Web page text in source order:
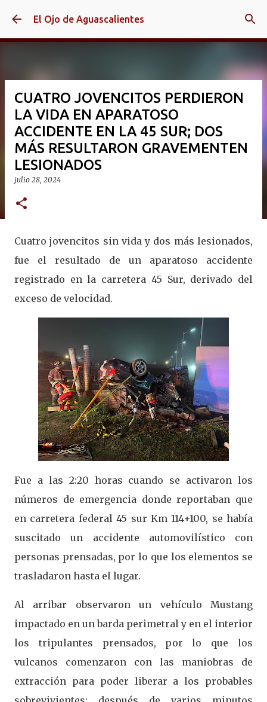
Ir al contenido principal
El Ojo de Aguascalientes
CUATRO JOVENCITOS PERDIERON
LA VIDA EN APARATOSO
ACCIDENTE EN LA 45 SUR; DOS
MÁS RESULTARON GRAVEMENTEN
LESIONADOS
julio 28, 2024
Cuatro jovencitos sin vida y dos más lesionados,
fue el resultado de un aparatoso accidente
registrado en la carretera 45 Sur, derivado del
exceso de velocidad.
Fue a las 2:20 horas cuando se activaron los
números de emergencia donde reportaban que
en carretera federal 45 sur Km 114+100, se había
suscitado un accidente automovilístico con
personas prensadas, por lo que los elementos se
trasladaron hasta el lugar.
Al arribar observaron un vehículo Mustang
impactado en un barda perimetral y en el interior
los tripulantes prensados, por lo que los
vulcanos comenzaron con las maniobras de
extracción para poder liberar a los probables